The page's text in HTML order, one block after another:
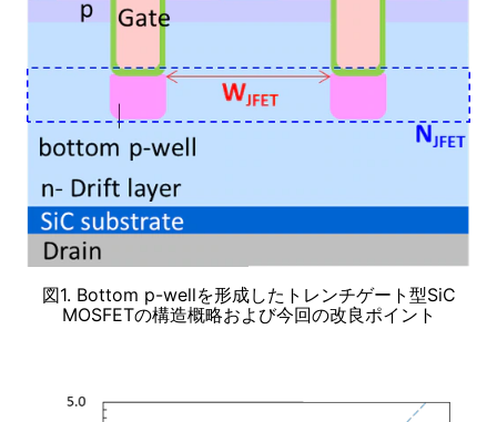
図1. Bottom p-wellを形成したトレンチゲート型SiC
MOSFETの構造概略および今回の改良ポイント